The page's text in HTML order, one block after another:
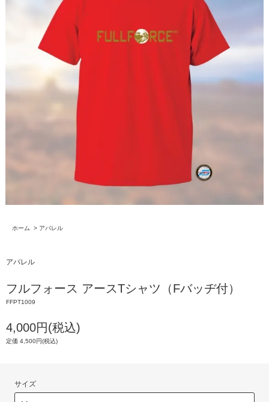
ホーム > アパレル
アパレル
フルフォース アースTシャツ（Fバッヂ付）
FFPT1009
4,000円(税込)
定価 4,500円(税込)
サイズ